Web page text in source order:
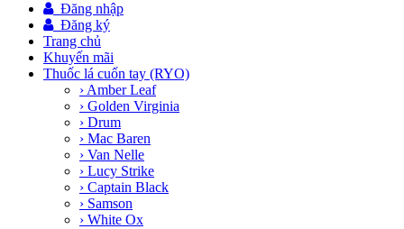
Đăng nhập
Đăng ký
Trang chủ
Khuyến mãi
Thuốc lá cuốn tay (RYO)
› Amber Leaf
› Golden Virginia
› Drum
› Mac Baren
› Van Nelle
› Lucy Strike
› Captain Black
› Samson
› White Ox